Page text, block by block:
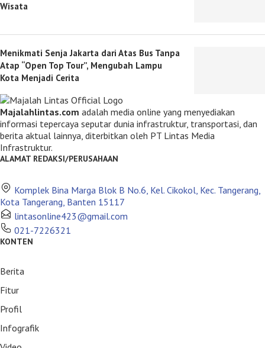
Wisata
Menikmati Senja Jakarta dari Atas Bus Tanpa
Atap “Open Top Tour”, Mengubah Lampu
Kota Menjadi Cerita
Majalahlintas.com adalah media online yang menyediakan
informasi tepercaya seputar dunia infrastruktur, transportasi, dan
berita aktual lainnya, diterbitkan oleh PT Lintas Media
Infrastruktur.
ALAMAT REDAKSI/PERUSAHAAN
Komplek Bina Marga Blok B No.6, Kel. Cikokol, Kec. Tangerang,
Kota Tangerang, Banten 15117
lintasonline423@gmail.com
021-7226321
KONTEN
Berita
Fitur
Profil
Infografik